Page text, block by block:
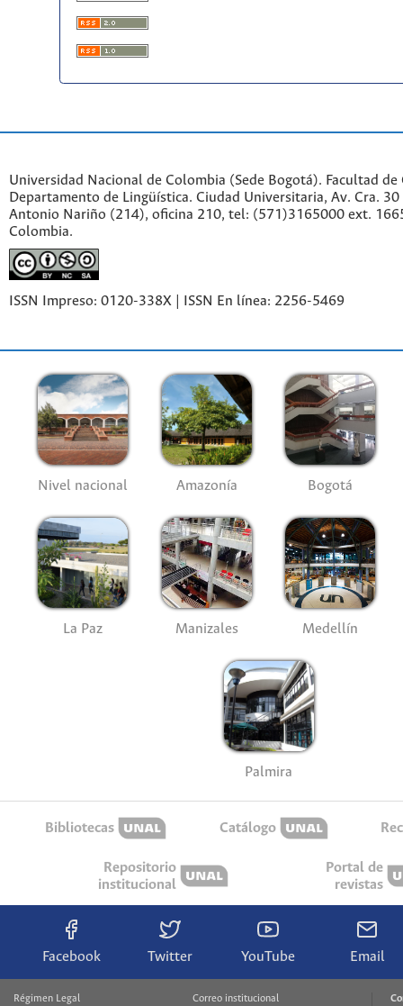
Universidad Nacional de Colombia (Sede Bogotá). Facultad de
Departamento de Lingüística. Ciudad Universitaria, Av. Cra.
Antonio Nariño (214), oficina 210, tel: (571)3165000 ext.
Colombia.
ISSN Impreso: 0120-338X | ISSN En línea: 2256-5469
Nivel nacional Amazonía Bogotá
La Paz Manizales Medellín
Palmira
Bibliotecas Catálogo
Repositorio
institucional
Portal de
revistas
Facebook Twitter YouTube Email
Régimen Legal
Correo institucional